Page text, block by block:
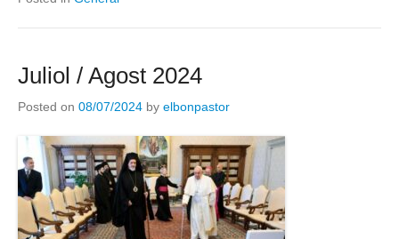
Juliol / Agost 2024
Posted on 08/07/2024 by elbonpastor